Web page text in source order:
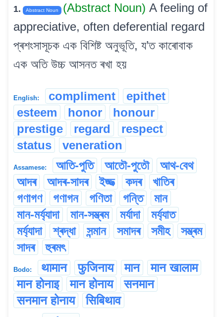
1. Abstract Noun (Abstract Noun) A feeling of
appreciative, often deferential regard
প্ৰশংসাসূচক এক বিশিষ্ট অনুভূতি, য’ত কাৰোবাক
এক অতি উচ্চ আসনত ৰখা হয়
English: compliment
epithet
esteem
honor
honour
prestige
regard
respect
status
veneration
Assamese: আতি-পুতি আতৌ-পুতৌ
আথ-বেথ
আদৰ
আদৰ-সাদৰ ইজ্জত্‍ কদৰ
খাতিৰ
গণাগণ
গণাগন গণিতা গন্তি
মান
মান-মৰ্য্যাদা
মান-সম্ভ্ৰম মৰ্যাদা
মৰ্য্যাত
মৰ্য্যাদা
শ্ৰদ্ধা সন্মান সমাদৰ সমীহ
সম্ভ্ৰম
সাদৰ
হুৰমৎ
Bodo: थामान फुजिनाय मान
मान खालाम
मान होनाइ
मान होनाय
सनमान
सनमान होनाय
सिबिथाव